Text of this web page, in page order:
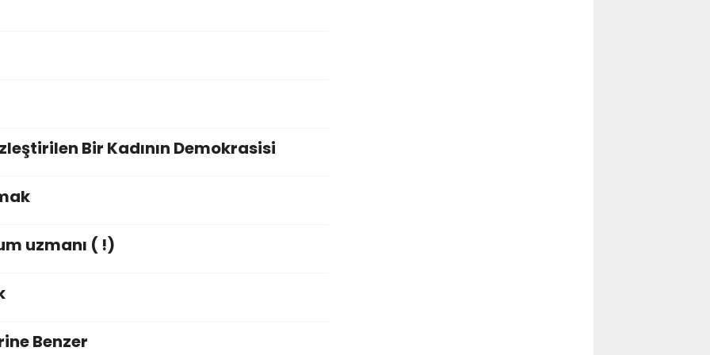
Bir Kadının Demokrasisi
uzmanı ( !)
Benzer